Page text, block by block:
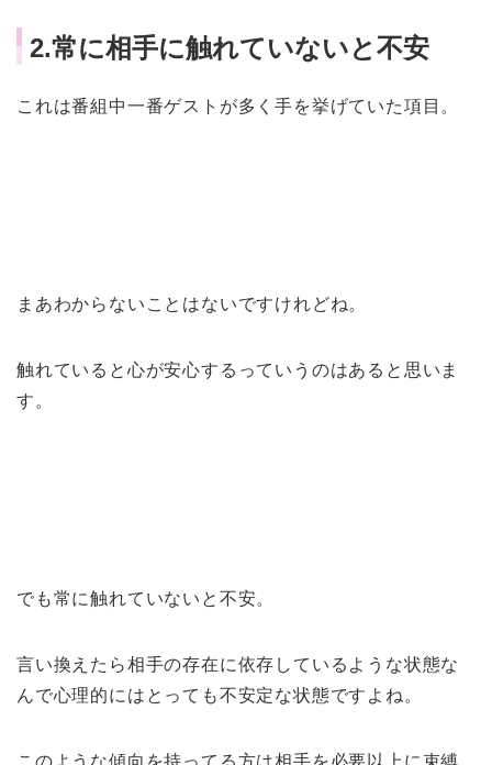
2.常に相手に触れていないと不安
これは番組中一番ゲストが多く手を挙げていた項目。
まあわからないことはないですけれどね。
触れていると心が安心するっていうのはあると思いま
す。
でも常に触れていないと不安。
言い換えたら相手の存在に依存しているような状態な
んで心理的にはとっても不安定な状態ですよね。
このような傾向を持ってる方は相手を必要以上に束縛